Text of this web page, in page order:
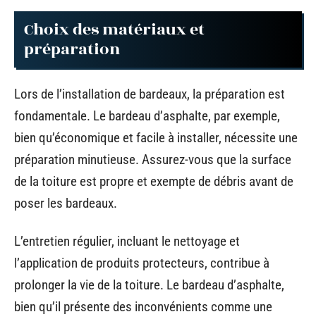
Choix des matériaux et
préparation
Lors de l’installation de bardeaux, la préparation est
fondamentale. Le bardeau d’asphalte, par exemple,
bien qu’économique et facile à installer, nécessite une
préparation minutieuse. Assurez-vous que la surface
de la toiture est propre et exempte de débris avant de
poser les bardeaux.
L’entretien régulier, incluant le nettoyage et
l’application de produits protecteurs, contribue à
prolonger la vie de la toiture. Le bardeau d’asphalte,
bien qu’il présente des inconvénients comme une